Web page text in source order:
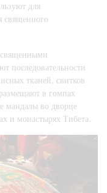
для
священного
священными
последовательности
тканей, свитков
в гомпах
мандалы во дворце
и монастырях Тибета.